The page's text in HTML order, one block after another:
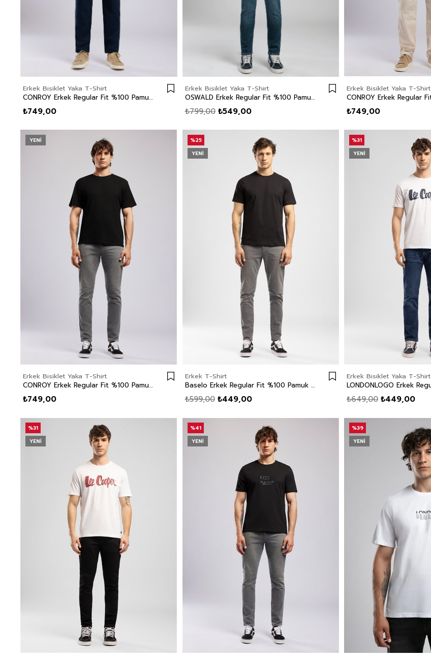
Erkek Bisiklet Yaka T-Shirt
CONROY Erkek Regular Fit %100 Pamuk Baskılı Bisiklet Yaka T-Shirt Beyaz
₺749,00
Erkek Bisiklet Yaka T-Shirt
OSWALD Erkek Regular Fit %100 Pamuk Baskılı Bisiklet Yaka T-Shirt Kırmızı
₺549,00
₺799,00
Erkek Bisiklet Yaka T-Shirt
₺749,00
Erkek Bisiklet Yaka T-Shirt
CONROY Erkek Regular Fit %100 Pamuk Baskılı Bisiklet Yaka T-Shirt Siyah
₺749,00
YENI
Erkek T-Shirt
Baselo Erkek Regular Fit %100 Pamuk Basic Bisiklet Yaka T-Shirt Siyah
₺449,00
₺599,00
%25
YENI
Erkek Bisiklet Yaka T-Shirt
₺449,00
₺649,00
%31
YENI
%31
YENI
%41
YENI
%39
YENI